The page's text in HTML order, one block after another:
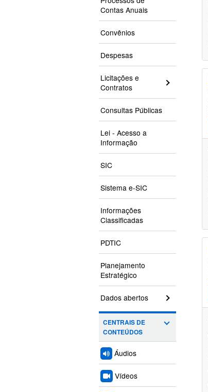
Contas Anuais
Convênios
Despesas
Licitações e
Contratos
Consultas Públicas
Lei - Acesso a
Informação
SIC
Sistema e-SIC
Informações
Classificadas
PDTIC
Planejamento
Estratégico
Dados abertos
CENTRAIS DE
CONTEÚDOS
Áudios
Vídeos